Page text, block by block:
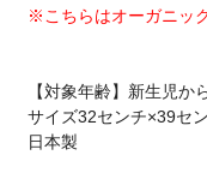
※こちらはオーガニッ
【対象年齢】新生児か
サイズ32センチ×39セ
日本製